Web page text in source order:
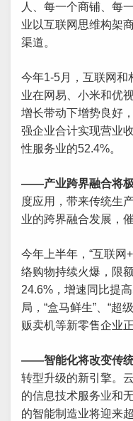
人、每一个商铺、每
业以互联网思维构架
渠道。
今年1-5月，互联网和
业在网易、小米和优
增长带动下增势良好
强企业合计实现营业
性服务业的52.4%。
——产业跨界融合将极
度应用，带来传统生
业的跨界融合发展，
今年上半年，“互联网
络购物持续火爆，限
24.6%，增速同比提
局，“盒马鲜生”、“超
贩卖机等新零售企业
——智能化将改变传统
转型升级的新引擎。
的信息技术服务业和
的智能制造业将迎来